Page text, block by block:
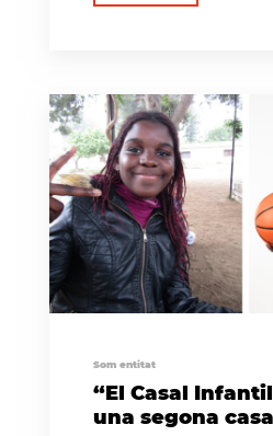
Som entitat
“El Casal
una segona